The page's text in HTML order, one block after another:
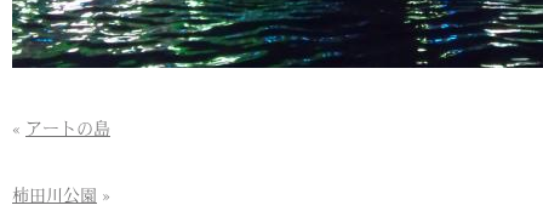
« アートの島
柿田川公園 »